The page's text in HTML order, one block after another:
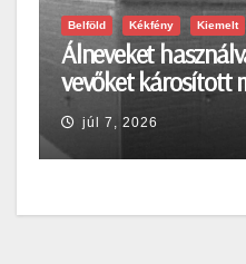
Belföld Kékfény Kiemelt
Álneveket
vevőket károsított
júl 7, 2026